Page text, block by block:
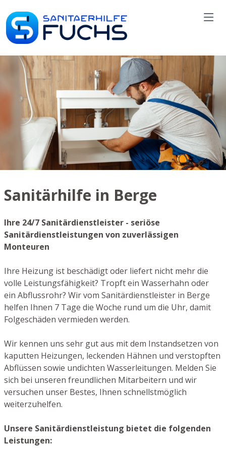
Sanitärhilfe in Berge
Ihre 24/7 Sanitärdienstleister - seriöse
Sanitärdienstleistungen von zuverlässigen
Monteuren
Ihre Heizung ist beschädigt oder liefert nicht mehr die
volle Leistungsfähigkeit? Tropft ein Wasserhahn oder
ein Abflussrohr? Wir vom Sanitärdienstleister in Berge
helfen Ihnen 7 Tage die Woche rund um die Uhr, damit
Folgeschäden vermieden werden.
Wir kennen uns sehr gut aus mit dem Instandsetzen von
kaputten Heizungen, leckenden Hähnen und verstopften
Abflüssen sowie undichten Wasserleitungen. Melden Sie
sich bei unseren freundlichen Mitarbeitern und wir
versuchen unser Bestes, Ihnen schnellstmöglich
weiterzuhelfen.
Unsere Sanitärdienstleistung bietet die folgenden
Leistungen: